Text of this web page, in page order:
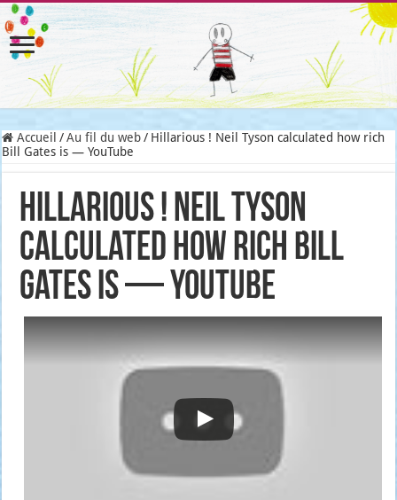
Accueil / Au fil du web / Hillarious ! Neil Tyson calculated how rich
Bill Gates is — YouTube
Hillarious ! Neil Tyson
calculated how rich Bill
Gates is — YouTube